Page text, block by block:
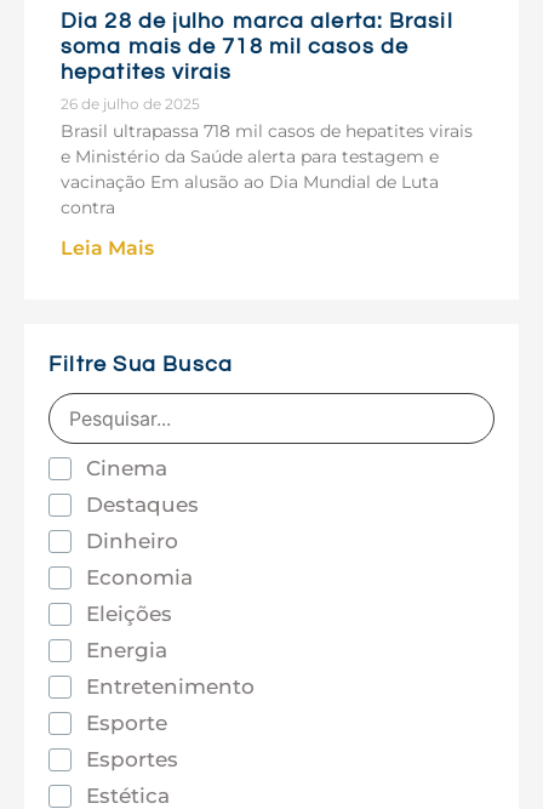
Dia 28 de julho marca alerta: Brasil
soma mais de 718 mil casos de
hepatites virais
26 de julho de 2025
Brasil ultrapassa 718 mil casos de hepatites virais
e Ministério da Saúde alerta para testagem e
vacinação Em alusão ao Dia Mundial de Luta
contra
Leia Mais
Filtre Sua Busca
Cinema
Destaques
Dinheiro
Economia
Eleições
Energia
Entretenimento
Esporte
Esportes
Estética